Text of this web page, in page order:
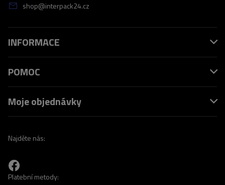
shop@interpack24.cz
INFORMACE
POMOC
Moje objednávky
Najděte nás:
Platební metody: